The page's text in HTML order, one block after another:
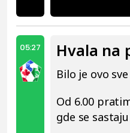
05:27 Hvala na
Bilo je ovo
Od 6.00
gde se sastaju